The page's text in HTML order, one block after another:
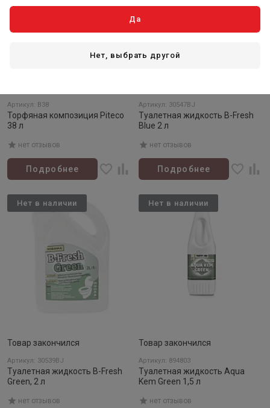
Артикул: B38
Торфяная композиция Piteco
38 л
нет отзывов
Подробнее
Артикул: 30547BJ
Туалетная жидкость B-Fresh
Blue 2 л
нет отзывов
Подробнее
Товар закончился
Артикул: 30539BJ
Туалетная жидкость B-Fresh
Green, 2 л
нет отзывов
Нет в наличии
Товар закончился
Артикул: 894803
Туалетная жидкость Aqua
Kem Green 1,5 л
нет отзывов
Нет в наличии
Да
Нет, выбрать другой